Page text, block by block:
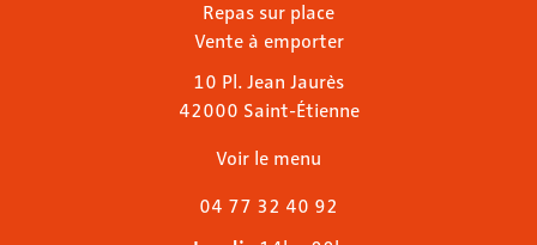
Repas sur place
Vente à emporter
10 Pl. Jean Jaurès
42000 Saint-Étienne
Voir le menu
04 77 32 40 92